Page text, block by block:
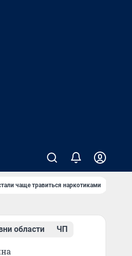
чаще травиться наркотиками
области ЧП